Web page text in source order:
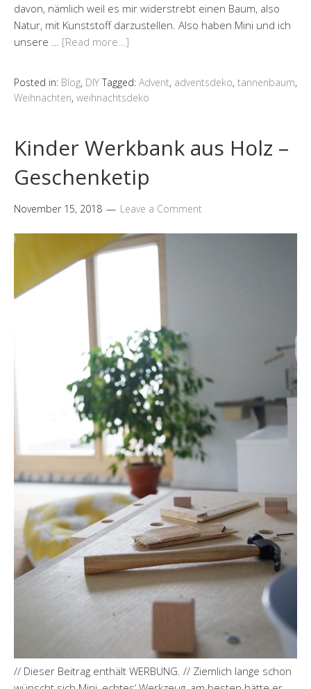
davon, nämlich weil es mir widerstrebt einen Baum, also
Natur, mit Kunststoff darzustellen. Also haben Mini und ich
unsere … [Read more…]
Posted in: Blog, DIY Tagged: Advent, adventsdeko, tannenbaum,
Weihnachten, weihnachtsdeko
Kinder Werkbank aus Holz –
Geschenketip
November 15, 2018 Leave a Comment
// Dieser Beitrag enthält WERBUNG. // Ziemlich lange schon